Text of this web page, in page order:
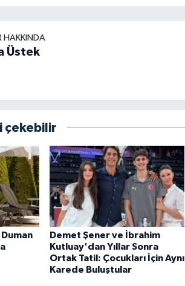
HAKKINDA
Üstek
çekebilir
Demet Şener ve İbrahim
Kutluay'dan Yıllar Sonra
Ortak Tatil: Çocukları İçin Aynı
Karede Buluştular